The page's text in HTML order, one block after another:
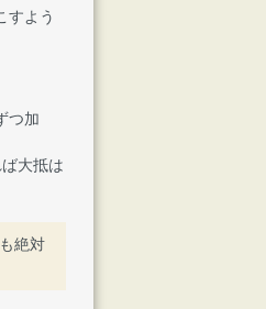
すよう
つ加
大抵は
絶対